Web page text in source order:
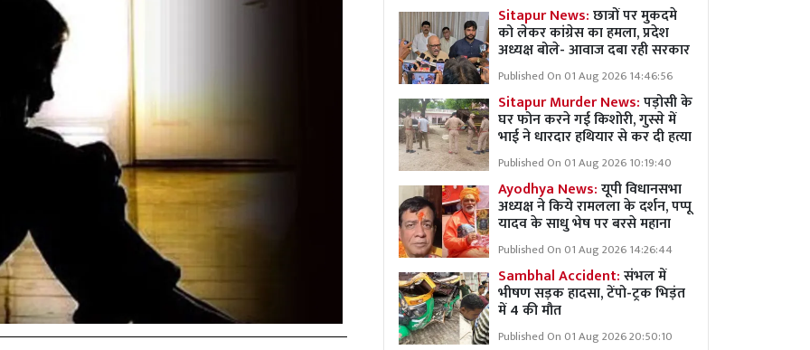
Sitapur News:छात्रों पर मुकदमे
को लेकर कांग्रेस का हमला, प्रदेश
अध्यक्ष बोले- आवाज दबा रही सरकार
Published On 01 Aug 2026 14:46:56
Sitapur Murder News:पड़ोसी के
घर फोन करने गई किशोरी, गुस्से में
भाई ने धारदार हथियार से कर दी हत्या
Published On 01 Aug 2026 10:19:40
Ayodhya News:यूपी विधानसभा
अध्यक्ष ने किये रामलला के दर्शन, पप्पू
यादव के साधु भेष पर बरसे महाना
Published On 01 Aug 2026 14:26:44
Sambhal Accident:संभल में
भीषण सड़क हादसा, टेंपो-ट्रक भिड़ंत
में 4 की मौत
Published On 01 Aug 2026 20:50:10